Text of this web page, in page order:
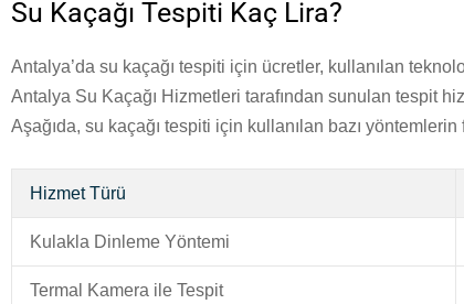
Su Kaçağı Tespiti Kaç Lira?
Antalya’da su kaçağı tespiti için ücretler, kullanılan
Antalya Su Kaçağı Hizmetleri tarafından sunulan tespit
Aşağıda, su kaçağı tespiti için kullanılan bazı yöntemlerin
Hizmet Türü
Kulakla Dinleme Yöntemi
Termal Kamera ile Tespit